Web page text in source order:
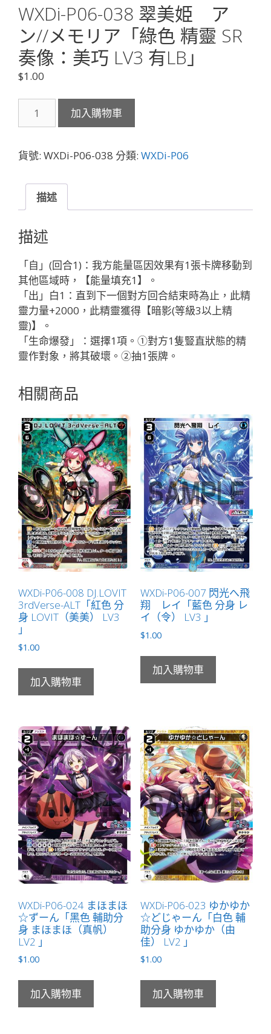
WXDi-P06-038 翠美姫 ア
ン//メモリア「綠色 精靈 SR
奏像：美巧 LV3 有LB」
$1.00
P06-
翠
姫
ン//
メ
モ
リ
ア
「綠
色
精
靈
SR
奏
美
LV3
有
LB」
數
量
加入購物車
貨號: WXDi-P06-038 分類: WXDi-P06
描述
描述
「自」(回合1)：我方能量區因效果有1張卡牌移動到
其他區域時，【能量填充1】。
「出」白1：直到下一個對方回合結束時為止，此精
靈力量+2000，此精靈獲得【暗影(等級3以上精
靈)】。
「生命爆發」：選擇1項。①對方1隻豎直狀態的精
靈作對象，將其破壞。②抽1張牌。
相關商品
WXDi-P06-008 DJ.LOVIT
3rdVerse-ALT「紅色 分
身 LOVIT（美美） LV3
」
$1.00
加入購物車
WXDi-P06-007 閃光へ飛
翔 レイ「藍色 分身 レ
イ（令） LV3 」
$1.00
加入購物車
WXDi-P06-024 まほまほ
☆ずーん「黑色 輔助分
身 まほまほ（真帆）
LV2 」
$1.00
加入購物車
WXDi-P06-023 ゆかゆか
☆どじゃーん「白色 輔
助分身 ゆかゆか（由
佳） LV2 」
$1.00
加入購物車